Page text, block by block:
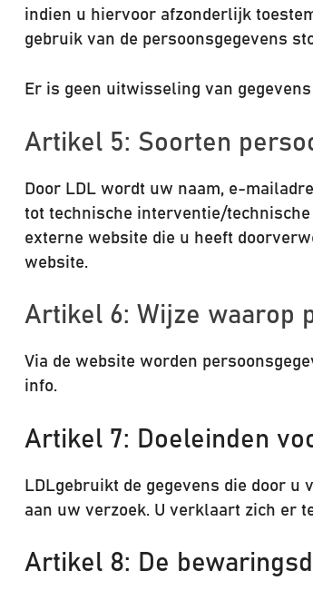
indien u hiervoor afzonderlijk
gebruik van de persoonsgegevens
Er is geen uitwisseling van
Artikel 5: Soorten
Door LDL wordt uw naam, e-
tot technische interventie/
externe website die u heeft
website.
Artikel 6: Wijze waarop
Via de website worden
info.
Artikel 7: Doeleinden
LDLgebruikt de gegevens die door
aan uw verzoek. U verklaart zich er
Artikel 8: De